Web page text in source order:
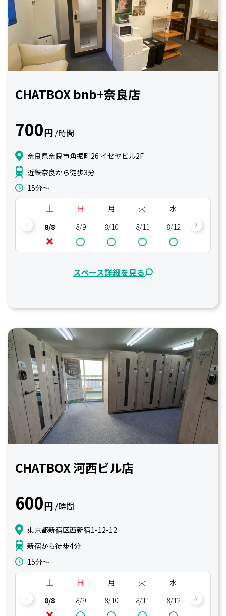
CHATBOX bnb+奈良店
700円 /時間
奈良県奈良市角振町26 イセヤビル2F
近鉄奈良から徒歩3分
15分〜
土
8/8
日
8/9
月
8/10
火
8/11
水
8/12
8/13
スペース詳細を見る
CHATBOX 河西ビル店
600円 /時間
東京都新宿区西新宿1-12-12
新宿から徒歩4分
15分〜
土
8/8
日
8/9
月
8/10
火
8/11
水
8/12
8/13